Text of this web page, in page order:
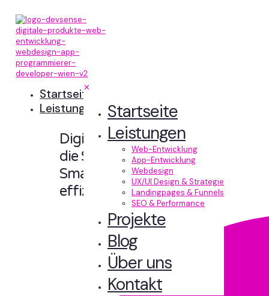
✕
Startseite
Leistungen
Web-Entwicklung
App-Entwicklung
Webdesign
UX/UI Design & Strategie
Landingpages & Funnels
SEO & Performance
Projekte
Blog
Über uns
Kontakt
Startseite
Leistungen
Digitale Erlebnisse,
die Sinn machen.
Smart designt und
effizient entwickelt.